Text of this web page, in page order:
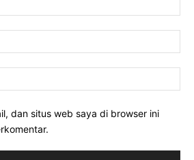
dan situs web saya di browser ini